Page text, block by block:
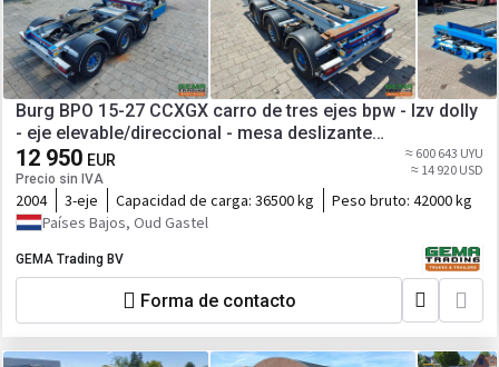
Burg BPO 15-27 CCXGX carro de tres ejes bpw - lzv dolly
- eje elevable/direccional - mesa deslizante
electrohidráulica - 20 pies
12 950 EUR
Precio sin IVA
≈ 600 643 UYU
≈ 14 920 USD
2004 3-eje Capacidad de carga: 36500 kg Peso bruto: 42000 kg
Países Bajos, Oud Gastel
GEMA Trading BV
Forma de contacto